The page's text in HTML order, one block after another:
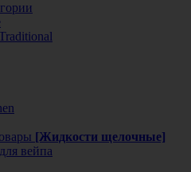
[Жидкости щелочные]
вейпа